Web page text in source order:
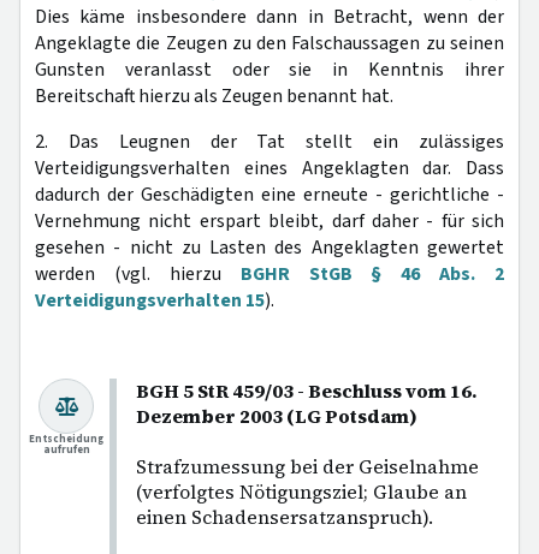
Dies käme insbesondere dann in Betracht, wenn der
Angeklagte die Zeugen zu den Falschaussagen zu seinen
Gunsten veranlasst oder sie in Kenntnis ihrer
Bereitschaft hierzu als Zeugen benannt hat.
2. Das Leugnen der Tat stellt ein zulässiges
Verteidigungsverhalten eines Angeklagten dar. Dass
dadurch der Geschädigten eine erneute - gerichtliche -
Vernehmung nicht erspart bleibt, darf daher - für sich
gesehen - nicht zu Lasten des Angeklagten gewertet
werden (vgl. hierzu BGHR StGB § 46 Abs. 2
Verteidigungsverhalten 15).
BGH 5 StR 459/03 - Beschluss vom 16.
Dezember 2003 (LG Potsdam)
Strafzumessung bei der Geiselnahme
(verfolgtes Nötigungsziel; Glaube an
einen Schadensersatzanspruch).
Entscheidung
aufrufen